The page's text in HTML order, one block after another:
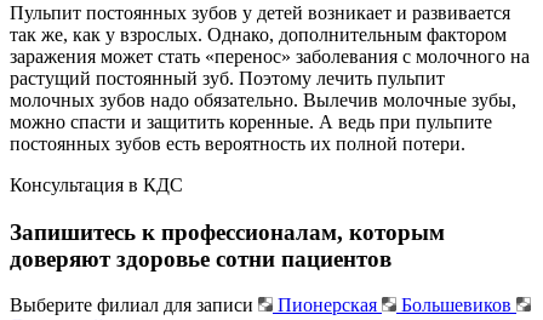
Пульпит постоянных зубов у детей возникает и развивается
так же, как у взрослых. Однако, дополнительным фактором
заражения может стать «перенос» заболевания с молочного на
растущий постоянный зуб. Поэтому лечить пульпит
молочных зубов надо обязательно. Вылечив молочные зубы,
можно спасти и защитить коренные. А ведь при пульпите
постоянных зубов есть вероятность их полной потери.
Консультация в КДС
Запишитесь к профессионалам, которым
доверяют здоровье сотни пациентов
Выберите филиал для записи Пионерская
Большевиков